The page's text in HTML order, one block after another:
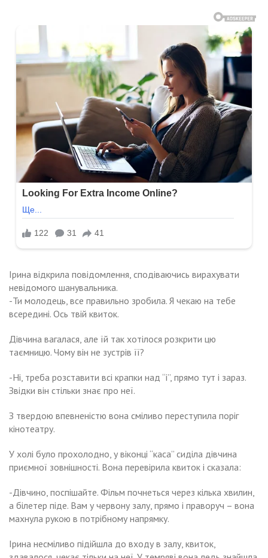
Ірина відкрила повідомлення, сподіваючись вирахувати
невідомого шанувальника.
-Ти молодець, все правильно зробила. Я чекаю на тебе
всередині. Ось твій квиток.
Дівчина вагалася, але їй так хотілося розкрити цю
таємницю. Чому він не зустрів її?
-Ні, треба розставити всі крапки над “і”, прямо тут і зараз.
Звідки він стільки знає про неї.
З твердою впевненістю вона сміливо переступила поріг
кінотеатру.
У холі було прохолодно, у віконці “каса” сиділа дівчина
приємної зовнішності. Вона перевірила квиток і сказала:
-Дівчино, поспішайте. Фільм почнеться через кілька хвилин,
а білетер піде. Вам у червону залу, прямо і праворуч – вона
махнула рукою в потрібному напрямку.
Ірина несміливо підійшла до входу в залу, квиток,